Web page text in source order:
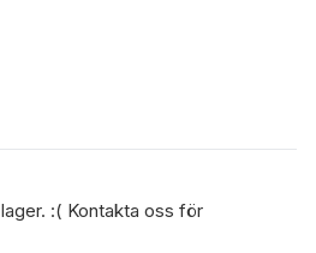
:( Kontakta oss för